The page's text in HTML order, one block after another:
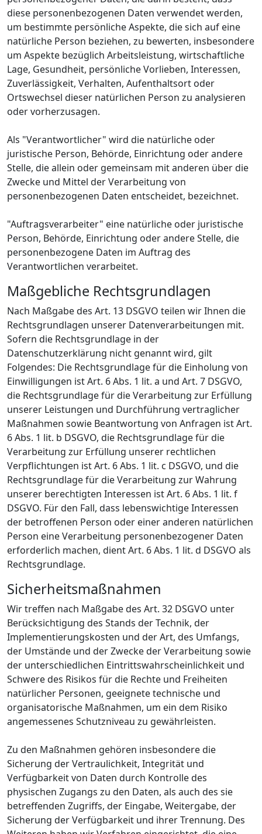
diese personenbezogenen Daten verwendet werden,
um bestimmte persönliche Aspekte, die sich auf eine
natürliche Person beziehen, zu bewerten, insbesondere
um Aspekte bezüglich Arbeitsleistung, wirtschaftliche
Lage, Gesundheit, persönliche Vorlieben, Interessen,
Zuverlässigkeit, Verhalten, Aufenthaltsort oder
Ortswechsel dieser natürlichen Person zu analysieren
oder vorherzusagen.
Als "Verantwortlicher" wird die natürliche oder
juristische Person, Behörde, Einrichtung oder andere
Stelle, die allein oder gemeinsam mit anderen über die
Zwecke und Mittel der Verarbeitung von
personenbezogenen Daten entscheidet, bezeichnet.
"Auftragsverarbeiter" eine natürliche oder juristische
Person, Behörde, Einrichtung oder andere Stelle, die
personenbezogene Daten im Auftrag des
Verantwortlichen verarbeitet.
Maßgebliche Rechtsgrundlagen
Nach Maßgabe des Art. 13 DSGVO teilen wir Ihnen die
Rechtsgrundlagen unserer Datenverarbeitungen mit.
Sofern die Rechtsgrundlage in der
Datenschutzerklärung nicht genannt wird, gilt
Folgendes: Die Rechtsgrundlage für die Einholung von
Einwilligungen ist Art. 6 Abs. 1 lit. a und Art. 7 DSGVO,
die Rechtsgrundlage für die Verarbeitung zur Erfüllung
unserer Leistungen und Durchführung vertraglicher
Maßnahmen sowie Beantwortung von Anfragen ist Art.
6 Abs. 1 lit. b DSGVO, die Rechtsgrundlage für die
Verarbeitung zur Erfüllung unserer rechtlichen
Verpflichtungen ist Art. 6 Abs. 1 lit. c DSGVO, und die
Rechtsgrundlage für die Verarbeitung zur Wahrung
unserer berechtigten Interessen ist Art. 6 Abs. 1 lit. f
DSGVO. Für den Fall, dass lebenswichtige Interessen
der betroffenen Person oder einer anderen natürlichen
Person eine Verarbeitung personenbezogener Daten
erforderlich machen, dient Art. 6 Abs. 1 lit. d DSGVO als
Rechtsgrundlage.
Sicherheitsmaßnahmen
Wir treffen nach Maßgabe des Art. 32 DSGVO unter
Berücksichtigung des Stands der Technik, der
Implementierungskosten und der Art, des Umfangs,
der Umstände und der Zwecke der Verarbeitung sowie
der unterschiedlichen Eintrittswahrscheinlichkeit und
Schwere des Risikos für die Rechte und Freiheiten
natürlicher Personen, geeignete technische und
organisatorische Maßnahmen, um ein dem Risiko
angemessenes Schutzniveau zu gewährleisten.
Zu den Maßnahmen gehören insbesondere die
Sicherung der Vertraulichkeit, Integrität und
Verfügbarkeit von Daten durch Kontrolle des
physischen Zugangs zu den Daten, als auch des sie
betreffenden Zugriffs, der Eingabe, Weitergabe, der
Sicherung der Verfügbarkeit und ihrer Trennung. Des